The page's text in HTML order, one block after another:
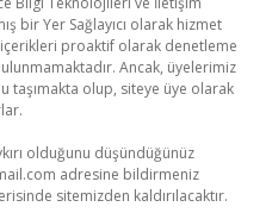
bir Yer Sağlayıcı olarak hizmet
proaktif olarak denetleme
Ancak, üyelerimiz
taşımakta olup, siteye üye olarak
olduğunu düşündüğünüz
adresine bildirmeniz
sitemizden kaldırılacaktır.